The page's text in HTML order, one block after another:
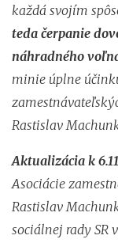
každá svojím
teda čerpanie
náhradného
minie úplne
Rastislav
Aktualizácia k
Asociácie
Rastislav
sociálnej rady SR